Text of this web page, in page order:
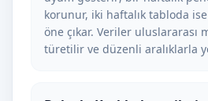
korunur, iki haftalık tabloda
öne çıkar. Veriler uluslararası
türetilir ve düzenli aralıklarla